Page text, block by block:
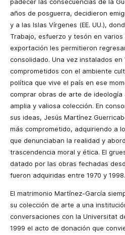
años de posguerra, decidieron
y a las Islas Vírgenes (EE. UU.),
Trabajo, esfuerzo y tesón en
exportación les permitieron
consolidado. Una vez instalados en
comprometidos con el ambiente
política que vive el país en ese
comprar obras de arte de
amplia y valiosa colección. En
sus ideas, Jesús Martínez
más comprometido, adquiriendo a
que denunciaban la realidad y
trascendencia moral y ética. El
datado por las obras fechadas
fueron adquiridas entre 1970 y 1998.
El matrimonio Martínez-García
su colección de arte a una
conversaciones con la Universitat
1999 el acto de donación que